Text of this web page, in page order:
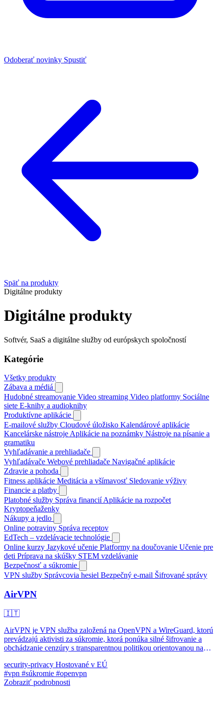
Odoberať novinky Spustiť
Späť na produkty
Digitálne produkty
Digitálne produkty
Softvér, SaaS a digitálne služby od európskych spoločností
Kategórie
Všetky produkty
Zábava a médiá
Hudobné streamovanie Video streaming Video platformy Sociálne
siete E‑knihy a audioknihy
Produktívne aplikácie
E‑mailové služby Cloudové úložisko Kalendárové aplikácie
Kancelárske nástroje Aplikácie na poznámky Nástroje na písanie a
gramatiku
Vyhľadávanie a prehliadače
Vyhľadávače Webové prehliadače Navigačné aplikácie
Zdravie a pohoda
Fitness aplikácie Meditácia a všímavosť Sledovanie výživy
Financie a platby
Platobné služby Správa financiíAplikácie na rozpočet
Kryptopeňaženky
Nákupy a jedlo
Online potraviny Správa receptov
EdTech – vzdelávacie technológie
Online kurzy Jazykové učenie Platformy na doučovanie Učenie pre
deti Príprava na skúšky STEM vzdelávanie
Bezpečnosť a súkromie
VPN služby Správcovia hesiel Bezpečný e-mail Šifrované správy
AirVPN
🇮🇹
AirVPN je VPN služba založená na OpenVPN a WireGuard, ktorú
prevádzajú aktivisti za súkromie, ktorá ponúka silné šifrovanie a
obchádzanie cenzúry s transparentnou politikou orientovanou na
security-privacy Hostované v EÚ
#vpn #súkromie #openvpn
Zobraziť podrobnosti